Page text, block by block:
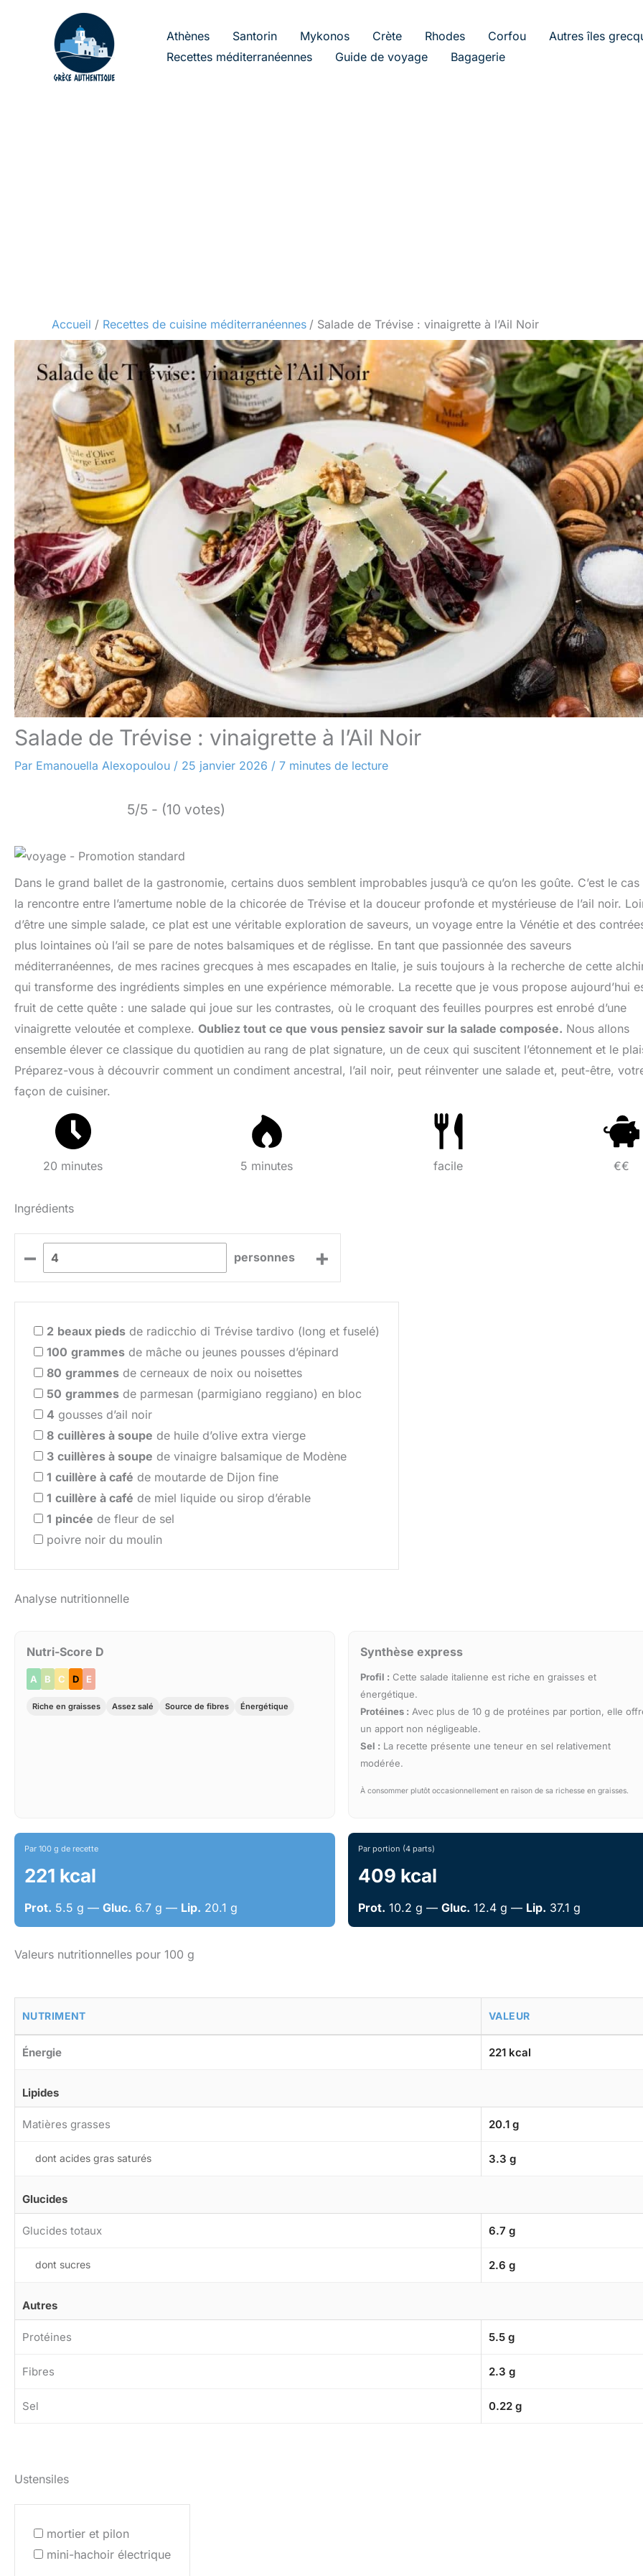
Athènes Santorin Mykonos Crète Rhodes Corfou
Autres îles
Recettes méditerranéennes
Guide de voyage Bagagerie
Accueil Recettes de cuisine méditerranéennes Salade de Trévise : vinaigrette à l’Ail Noir
Salade de Trévise : vinaigrette à l’Ail Noir
Par Emanouella Alexopoulou / 25 janvier 2026 / 7 minutes de lecture
5/5 - (10 votes)
Dans le grand ballet de la gastronomie, certains duos semblent improbables jusqu’à ce qu’on les goûte. C’est le cas
la rencontre entre l’amertume noble de la chicorée de Trévise et la douceur profonde et mystérieuse de l’ail noir.
d’être une simple salade, ce plat est une véritable exploration de saveurs, un voyage entre la Vénétie et des
plus lointaines où l’ail se pare de notes balsamiques et de réglisse. En tant que passionnée des saveurs
méditerranéennes, de mes racines grecques à mes escapades en Italie, je suis toujours à la recherche de cette
qui transforme des ingrédients simples en une expérience mémorable. La recette que je vous propose aujourd’hui
fruit de cette quête : une salade qui joue sur les contrastes, où le croquant des feuilles pourpres est enrobé d’une
vinaigrette veloutée et complexe. Oubliez tout ce que vous pensiez savoir sur la salade composée. Nous allons
ensemble élever ce classique du quotidien au rang de plat signature, un de ceux qui suscitent l’étonnement et le
Préparez-vous à découvrir comment un condiment ancestral, l’ail noir, peut réinventer une salade et, peut-être,
façon de cuisiner.
20 minutes 5 minutes facile €€
Ingrédients
– personnes +
2 beaux pieds de radicchio di Trévise tardivo (long et fuselé)
100 grammes de mâche ou jeunes pousses d’épinard
80 grammes de cerneaux de noix ou noisettes
50 grammes de parmesan (parmigiano reggiano) en bloc
4 gousses d’ail noir
8 cuillères à soupe de huile d’olive extra vierge
3 cuillères à soupe de vinaigre balsamique de Modène
1 cuillère à café de moutarde de Dijon fine
1 cuillère à café de miel liquide ou sirop d’érable
1 pincée de fleur de sel
poivre noir du moulin
Analyse nutritionnelle
Nutri-Score D
A B C D E
Riche en graisses Assez salé Source de fibres Énergétique
Synthèse express
Profil : Cette salade italienne est riche en graisses et
énergétique.
Protéines : Avec plus de 10 g de protéines par portion, elle
un apport non négligeable.
Sel : La recette présente une teneur en sel relativement
modérée.
À consommer plutôt occasionnellement en raison de sa richesse en graisses.
Par 100 g de recette
221 kcal
Prot. 5.5 g — Gluc. 6.7 g — Lip. 20.1 g
Par portion (4 parts)
409 kcal
Prot. 10.2 g —Gluc. 12.4 g — Lip. 37.1 g
Valeurs nutritionnelles pour 100 g
NUTRIMENT VALEUR
Énergie 221 kcal
Lipides
Matières grasses 20.1 g
dont acides gras saturés 3.3 g
Glucides
Glucides totaux 6.7 g
dont sucres 2.6 g
Autres
Protéines 5.5 g
Fibres 2.3 g
Sel 0.22 g
Ustensiles
mortier et pilon
mini-hachoir électrique